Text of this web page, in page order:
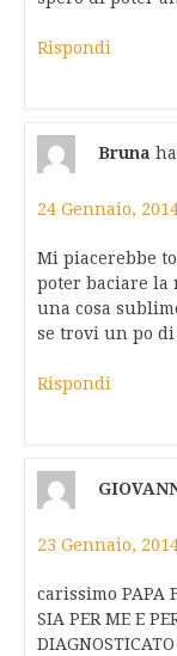
Rispondi
Bruna
24 Gennaio,
Mi piacerebbe
poter baciare la
una cosa
se trovi un po
Rispondi
23 Gennaio,
carissimo PAPA
SIA PER ME E